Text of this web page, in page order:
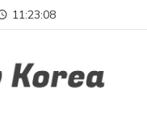
11:23:08